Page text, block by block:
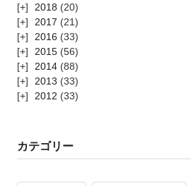
2018 (20)
2017 (21)
2016 (33)
2015 (56)
2014 (88)
2013 (33)
2012 (33)
カテゴリー